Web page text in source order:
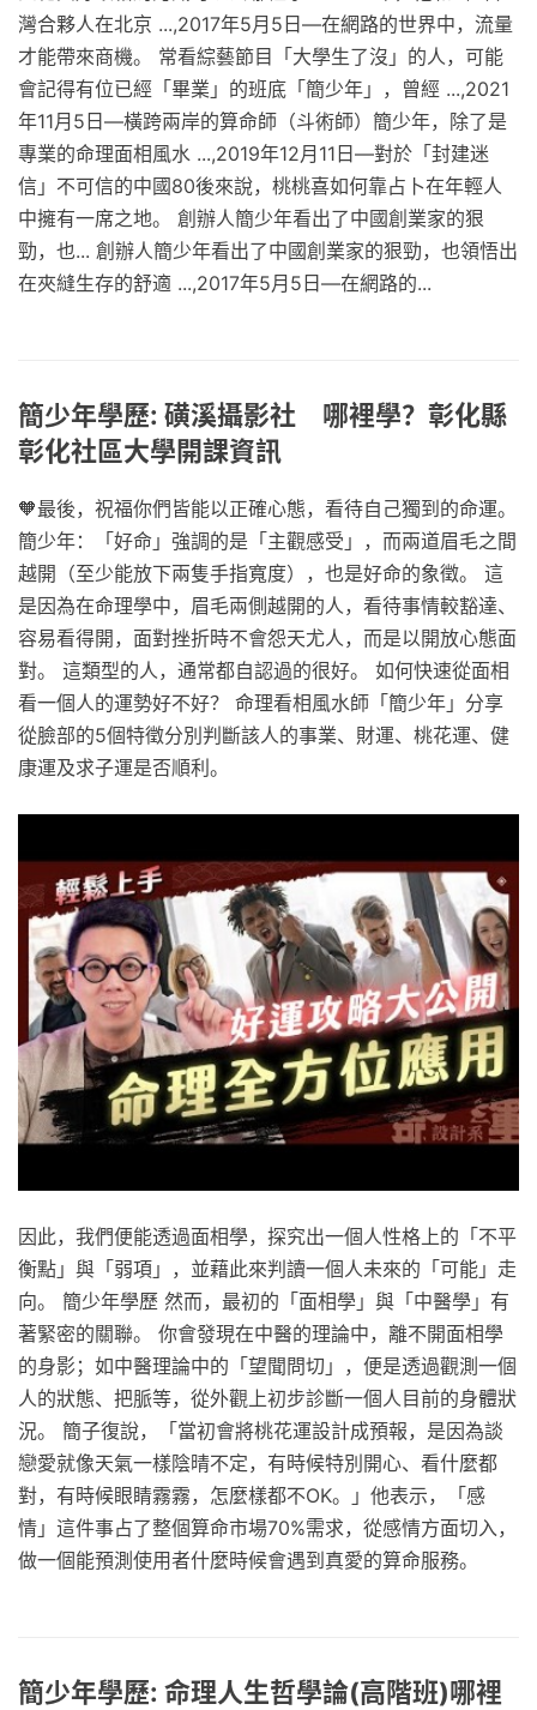
灣合夥人在北京 ...,2017年5月5日—在網路的世界中，流量
才能帶來商機。 常看綜藝節目「大學生了沒」的人，可能
會記得有位已經「畢業」的班底「簡少年」，曾經 ...,2021
年11月5日—橫跨兩岸的算命師（斗術師）簡少年，除了是
專業的命理面相風水 ...,2019年12月11日—對於「封建迷
信」不可信的中國80後來說，桃桃喜如何靠占卜在年輕人
中擁有一席之地。 創辦人簡少年看出了中國創業家的狠
勁，也... 創辦人簡少年看出了中國創業家的狠勁，也領悟出
在夾縫生存的舒適 ...,2017年5月5日—在網路的...
簡少年學歷: 磺溪攝影社 哪裡學？彰化縣
彰化社區大學開課資訊
🧡最後，祝福你們皆能以正確心態，看待自己獨到的命運。
簡少年：「好命」強調的是「主觀感受」，而兩道眉毛之間
越開（至少能放下兩隻手指寬度），也是好命的象徵。 這
是因為在命理學中，眉毛兩側越開的人，看待事情較豁達、
容易看得開，面對挫折時不會怨天尤人，而是以開放心態面
對。 這類型的人，通常都自認過的很好。 如何快速從面相
看一個人的運勢好不好？ 命理看相風水師「簡少年」分享
從臉部的5個特徵分別判斷該人的事業、財運、桃花運、健
康運及求子運是否順利。
因此，我們便能透過面相學，探究出一個人性格上的「不平
衡點」與「弱項」，並藉此來判讀一個人未來的「可能」走
向。 簡少年學歷 然而，最初的「面相學」與「中醫學」有
著緊密的關聯。 你會發現在中醫的理論中，離不開面相學
的身影；如中醫理論中的「望聞問切」，便是透過觀測一個
人的狀態、把脈等，從外觀上初步診斷一個人目前的身體狀
況。 簡子復說，「當初會將桃花運設計成預報，是因為談
戀愛就像天氣一樣陰晴不定，有時候特別開心、看什麼都
對，有時候眼睛霧霧，怎麼樣都不OK。」他表示，「感
情」這件事占了整個算命市場70%需求，從感情方面切入，
做一個能預測使用者什麼時候會遇到真愛的算命服務。
簡少年學歷: 命理人生哲學論(高階班)哪裡